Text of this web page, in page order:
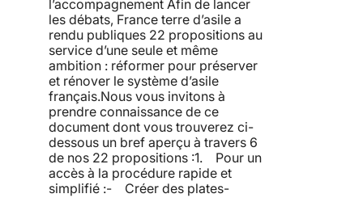
l’accompagnement Afin de lancer
les débats, France terre d’asile a
rendu publiques 22 propositions au
service d’une seule et même
ambition : réformer pour préserver
et rénover le système d’asile
français.Nous vous invitons à
prendre connaissance de ce
document dont vous trouverez ci-
dessous un bref aperçu à travers 6
de nos 22 propositions :1. Pour un
accès à la procédure rapide et
simplifié :- Créer des plates-